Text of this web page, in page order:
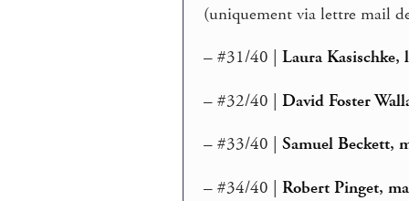
(uniquement via lettre mail
– #31/40 |Laura
– #32/40 |David Foster
– #33/40 |Samuel Beckett,
– #34/40 |Robert Pinget,